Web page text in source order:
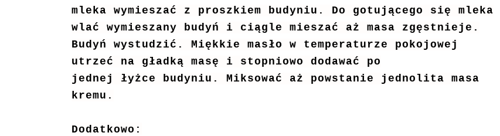
mleka wymieszać z proszkiem budyniu. Do gotującego się mleka
wlać wymieszany budyń i ciągle mieszać aż masa zgęstnieje.
Budyń wystudzić. Miękkie masło w temperaturze pokojowej
utrzeć na gładką masę i stopniowo dodawać po
jednej łyżce budyniu. Miksować aż powstanie jednolita masa
kremu.
Dodatkowo: